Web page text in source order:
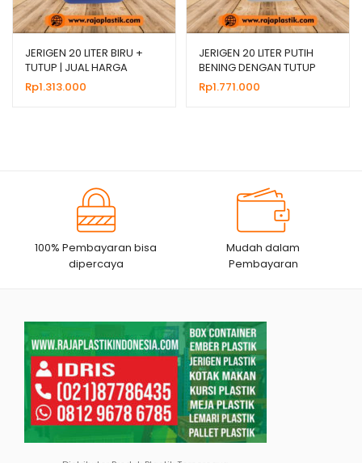
JERIGEN 20 LITER BIRU +
TUTUP | JUAL HARGA
GROSIR
Rp1.313.000
JERIGEN 20 LITER PUTIH
BENING DENGAN TUTUP
SEGEL
Rp1.771.000
100% Pembayaran bisa
dipercaya
Mudah dalam
Pembayaran